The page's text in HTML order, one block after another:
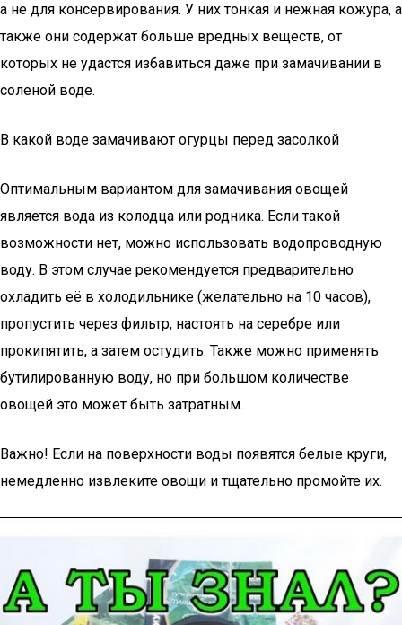
а не для консервирования. У них тонкая и нежная кожура, а
также они содержат больше вредных веществ, от
которых не удастся избавиться даже при замачивании в
соленой воде.
В какой воде замачивают огурцы перед засолкой
Оптимальным вариантом для замачивания овощей
является вода из колодца или родника. Если такой
возможности нет, можно использовать водопроводную
воду. В этом случае рекомендуется предварительно
охладить её в холодильнике (желательно на 10 часов),
пропустить через фильтр, настоять на серебре или
прокипятить, а затем остудить. Также можно применять
бутилированную воду, но при большом количестве
овощей это может быть затратным.
Важно! Если на поверхности воды появятся белые круги,
немедленно извлеките овощи и тщательно промойте их.